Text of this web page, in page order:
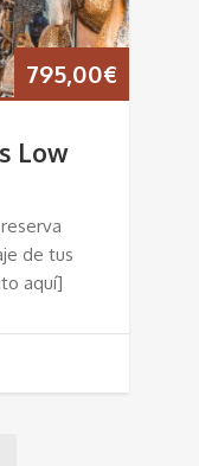
795,00€
Low
de tus
aquí]